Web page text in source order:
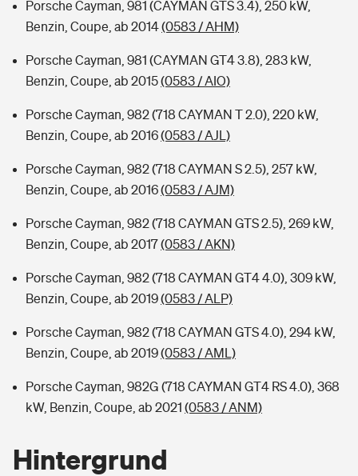
Porsche Cayman, 981 (CAYMAN GTS 3.4), 250 kW,
Benzin, Coupe, ab 2014(0583 / AHM)
Porsche Cayman, 981 (CAYMAN GT4 3.8), 283 kW,
Benzin, Coupe, ab 2015(0583 / AIO)
Porsche Cayman, 982 (718 CAYMAN T 2.0), 220 kW,
Benzin, Coupe, ab 2016(0583 / AJL)
Porsche Cayman, 982 (718 CAYMAN S 2.5), 257 kW,
Benzin, Coupe, ab 2016(0583 / AJM)
Porsche Cayman, 982 (718 CAYMAN GTS 2.5), 269 kW,
Benzin, Coupe, ab 2017(0583 / AKN)
Porsche Cayman, 982 (718 CAYMAN GT4 4.0), 309 kW,
Benzin, Coupe, ab 2019(0583 / ALP)
Porsche Cayman, 982 (718 CAYMAN GTS 4.0), 294 kW,
Benzin, Coupe, ab 2019(0583 / AML)
Porsche Cayman, 982G (718 CAYMAN GT4 RS 4.0), 368
kW, Benzin, Coupe, ab 2021 (0583 / ANM)
Hintergrund